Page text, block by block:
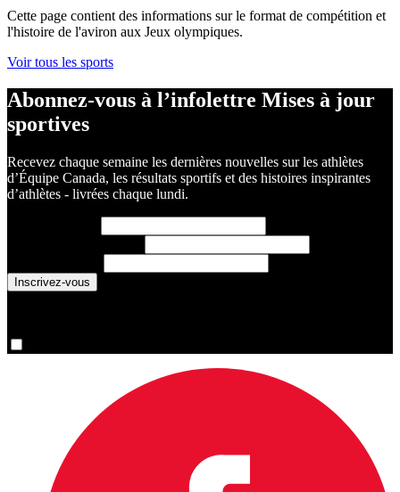
Cette page contient des informations sur le format de compétition et
l'histoire de l'aviron aux Jeux olympiques.
Voir tous les sports
Abonnez-vous à l’infolettre Mises à jour
sportives
Recevez chaque semaine les dernières nouvelles sur les athlètes
d’Équipe Canada, les résultats sportifs et des histoires inspirantes
d’athlètes - livrées chaque lundi.